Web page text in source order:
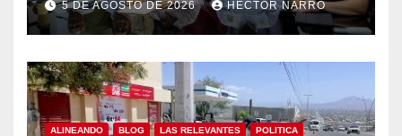
centro histórico
5 DE AGOSTO DE 2026 HECTOR NARRO
ALINEANDO BLOG LAS RELEVANTES POLITICA